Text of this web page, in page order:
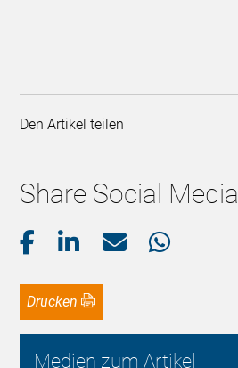
Den Artikel teilen
Share Social Media
Drucken
Medien zum Artikel